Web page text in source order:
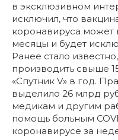
в эксклюзивном
исключил, что
коронавируса может
месяцы и будет
Ранее стало
производить свыше
«Спутник V» в год.
выделило 26 млрд
медикам и другим
помощь больным
коронавирусе за